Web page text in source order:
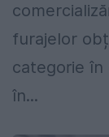
furajelor
categorie în
în...